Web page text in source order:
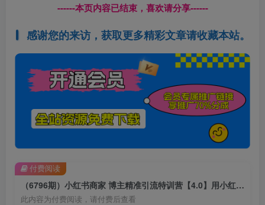
------本页内容已结束，喜欢请分享------
感谢您的来访，获取更多精彩文章请收藏本站。
（6796期）小红书商家 博主精准引流特训营【4.0】用小红书放大你的生意势能
此内容为付费阅读，请付费后查看
付费阅读